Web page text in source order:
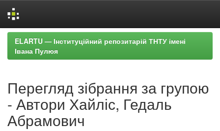
Skip
navigation
ELARTU — Інституційний репозитарій ТНТУ імені
Івана Пулюя
Перегляд зібрання за групою
- Автори Хайліс, Гедаль
Абрамович